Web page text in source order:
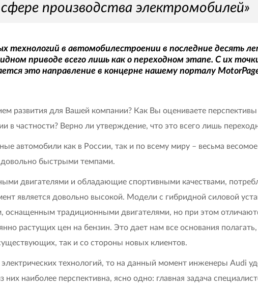
сфере производства электромобилей»
технологий в автомобилестроении в последние десять
приводе всего лишь как о переходном этапе. С их
это направление в концерне нашему порталу
развития для Вашей компании? Как Вы оцениваете
в частности? Верно ли утверждение, что это всего лишь
автомобили как в России, так и по всему миру – весьма весомое
довольно быстрыми темпами.
двигателями и обладающие спортивными качествами,
является довольно высокой. Модели с гибридной силовой
оснащенным традиционными двигателями, но при этом
растущих цен на бензин. Это дает нам все основания
так и со стороны новых клиентов.
технологий, то на данный момент инженеры Audi
них наиболее перспективна, ясно одно: главная задача